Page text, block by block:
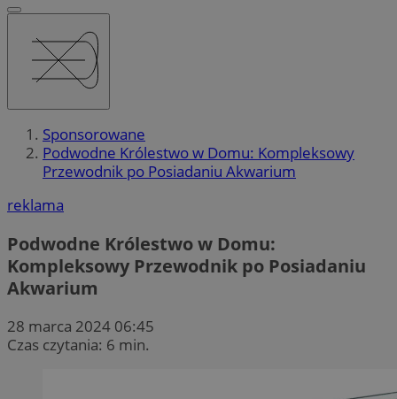
Sponsorowane
Podwodne Królestwo w Domu: Kompleksowy
Przewodnik po Posiadaniu Akwarium
reklama
Podwodne Królestwo w Domu:
Kompleksowy Przewodnik po Posiadaniu
Akwarium
28 marca 2024 06:45
Czas czytania: 6 min.